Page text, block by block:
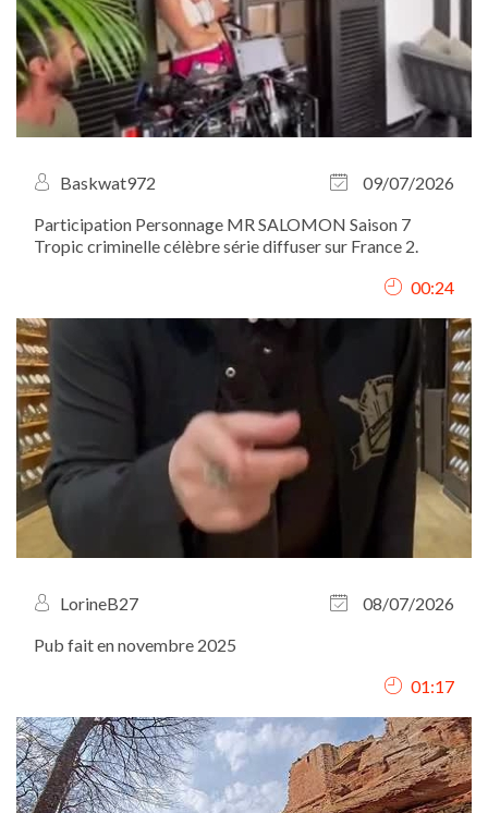
Baskwat972
09/07/2026
Participation Personnage MR SALOMON Saison 7
Tropic criminelle célèbre série diffuser sur France 2.
00:24
LorineB27
08/07/2026
Pub fait en novembre 2025
01:17